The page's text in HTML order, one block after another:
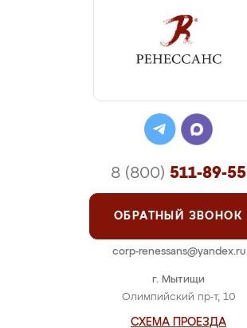
г. Мытищи
Олимпийский пр-т, 10
СХЕМА ПРОЕЗДА
8 (800) 511-89-55
ОБРАТНЫЙ ЗВОНОК
corp-renessans@yandex.ru